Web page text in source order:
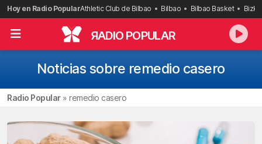
Saltar
al
contenido
Hoy en Radio PopularAthletic Club de Bilbao Bilbao Bilbao Basket
RADIO POPULAR
Noticias sobre remedio casero
Radio Popular» remedio casero